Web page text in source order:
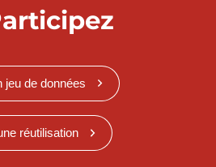
jeu de données
réutilisation